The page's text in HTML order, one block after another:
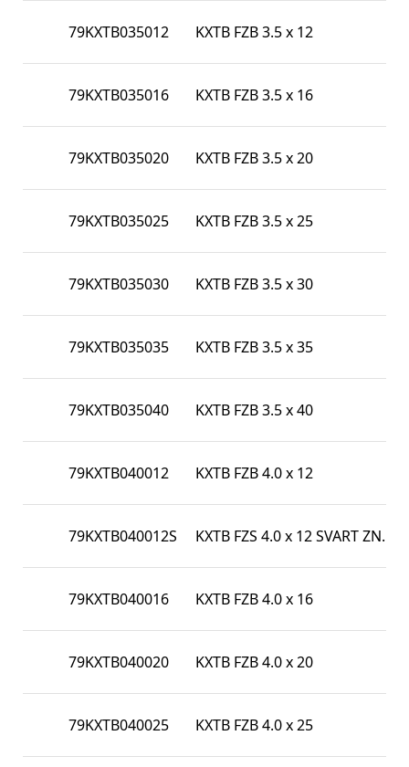
79KXTB035012 KXTB FZB 3.5 x 12
79KXTB035016 KXTB FZB 3.5 x 16
79KXTB035020 KXTB FZB 3.5 x 20
79KXTB035025 KXTB FZB 3.5 x 25
79KXTB035030 KXTB FZB 3.5 x 30
79KXTB035035 KXTB FZB 3.5 x 35
79KXTB035040 KXTB FZB 3.5 x 40
79KXTB040012 KXTB FZB 4.0 x 12
79KXTB040012S KXTB FZS 4.0 x 12 SVART ZN.
79KXTB040016 KXTB FZB 4.0 x 16
79KXTB040020 KXTB FZB 4.0 x 20
79KXTB040025 KXTB FZB 4.0 x 25